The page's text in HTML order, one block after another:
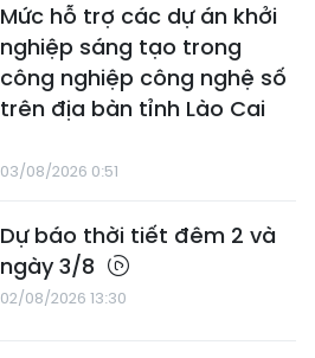
Mức hỗ trợ các dự án khởi
nghiệp sáng tạo trong
công nghiệp công nghệ số
trên địa bàn tỉnh Lào Cai
03/08/2026 0:51
Dự báo thời tiết đêm 2 và
ngày 3/8
02/08/2026 13:30